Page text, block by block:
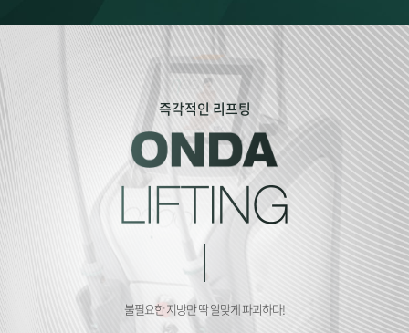
즉각적인 리프팅
불필요한 지방만 딱 알맞게 파괴하다!